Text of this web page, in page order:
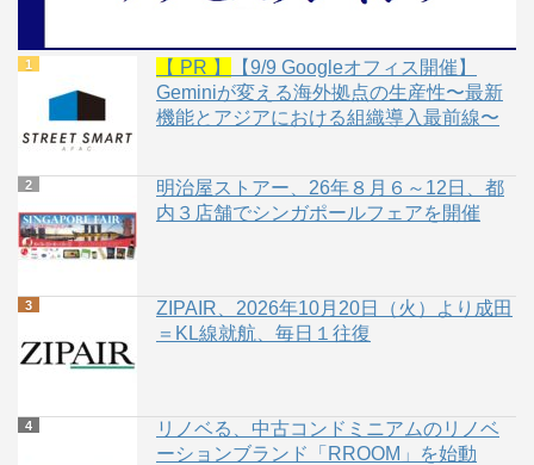
【 PR 】
【9/9 Googleオフィス開催】
Geminiが変える海外拠点の生産性〜最新
機能とアジアにおける組織導入最前線〜
明治屋ストアー、26年８月６～12日、都
内３店舗でシンガポールフェアを開催
ZIPAIR、2026年10月20日（火）より成田
＝KL線就航、毎日１往復
リノベる、中古コンドミニアムのリノベ
ーションブランド「RROOM」を始動